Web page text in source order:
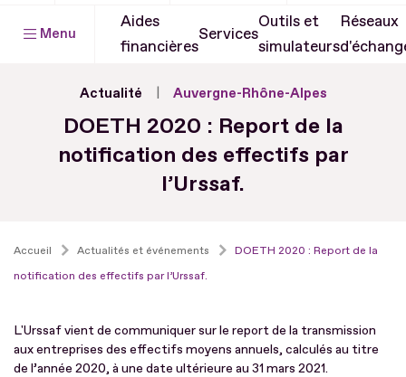
Menu
Aides
financières
Services
Outils et
simulateurs
Réseaux
Actualité Auvergne-Rhône-Alpes
DOETH 2020 : Report de la
notification des effectifs par
l’Urssaf.
Accueil Actualités et événements
DOETH 2020 : Report de la
notification des effectifs par l’Urssaf.
L'Urssaf vient de communiquer sur le report de la transmission
aux entreprises des effectifs moyens annuels, calculés au titre
de l’année 2020, à une date ultérieure au 31 mars 2021.